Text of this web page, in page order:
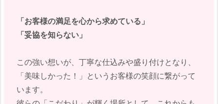
「お客様の満足を心から求めている」
「妥協を知らない」
この強い想いが、丁寧な仕込みや盛り付けとなり、
「美味しかった！」というお客様の笑顔に繋がって
います。